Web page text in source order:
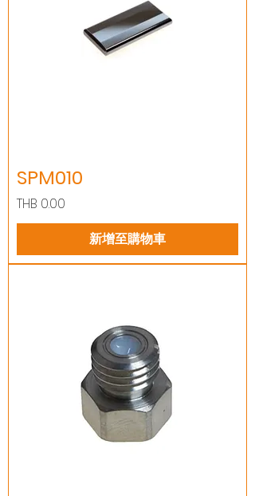
SPM010
價格
THB 0.00
新增至購物車